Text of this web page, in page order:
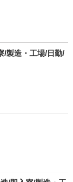
/製造・工場/日勤/